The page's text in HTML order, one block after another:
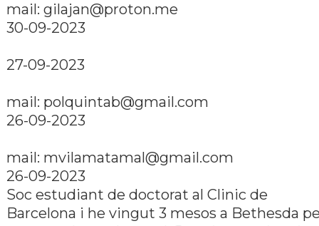
mail: gilajan@proton.me
30-09-2023
27-09-2023
mail: polquintab@gmail.com
26-09-2023
mail: mvilamatamal@gmail.com
26-09-2023
Soc estudiant de doctorat al Clinic de
Barcelona i he vingut 3 mesos a Bethesda